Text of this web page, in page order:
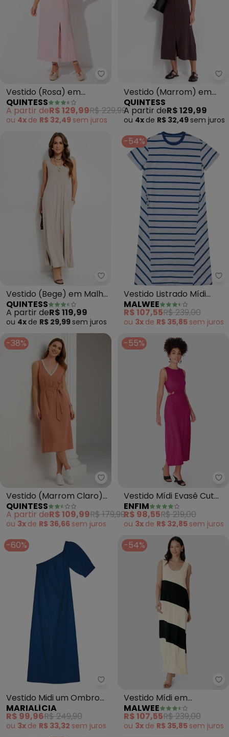
Quintess - Vestido (Rosa) em
Vestido (Rosa) em
Viscose Plana Sarjada
QUINTESS
A partir deR$ 129,99R$ 229,99
ou 4x de R$ 32,49 sem juros
Vestido (Marrom) em
Malha de Viscose
QUINTESS
A partir deR$ 129,99
ou 4x de R$ 32,49 sem juros
Quintess - Vestido (Bege) em
Vestido (Bege) em Malha
de Viscose
QUINTESS
A partir deR$ 119,99
ou 4x de R$ 29,99 sem juros
-54%
Vestido Listrado Mídi
(Azul )
MALWEE
R$ 107,55R$ 239,00
ou 3x de R$ 35,85 sem juros
-38%
Quintess - Vestido (Marrom
Vestido (Marrom Claro)
em Viscose com Linho
QUINTESS
A partir deR$ 109,99R$ 179,99
ou 3x de R$ 36,66 sem juros
-55%
Vestido Mídi Evasê Cut
Out (Fúcsia)
ENFIM
R$ 98,55R$ 219,00
ou 3x de R$ 32,85 sem juros
-60%
Marialícia - Vestido Midi um
Vestido Midi um Ombro
Só Feminino (Azul)
MARIALÍCIA
R$ 99,96R$ 249,90
ou 3x de R$ 33,32 sem juros
-54%
Vestido Mídi em
Moletinho (Off White)
MALWEE
R$ 107,55R$ 239,00
ou 3x de R$ 35,85 sem juros